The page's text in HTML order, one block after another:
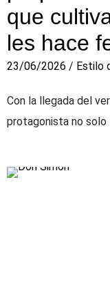
que
les hace
23/06/2026 / Estilo
Con la llegada del
protagonista no solo